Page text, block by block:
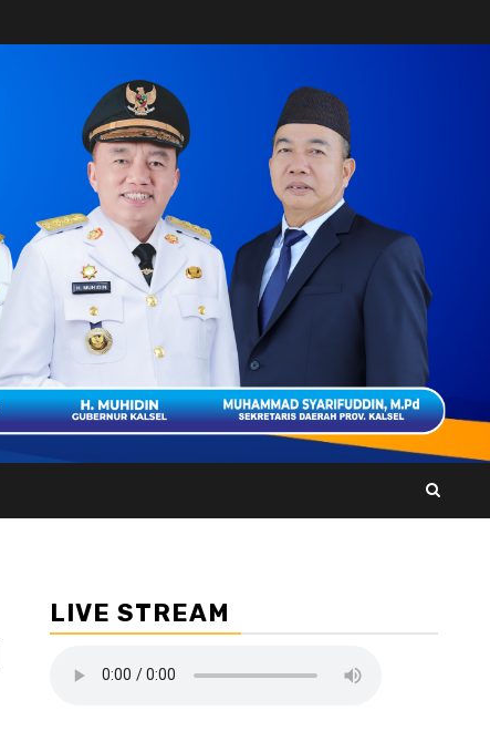
LIVE STREAM